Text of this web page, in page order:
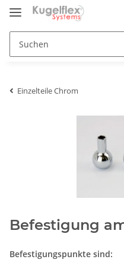
Einzelteile Chrom
Befestigung
Befestigungspunkte sind: